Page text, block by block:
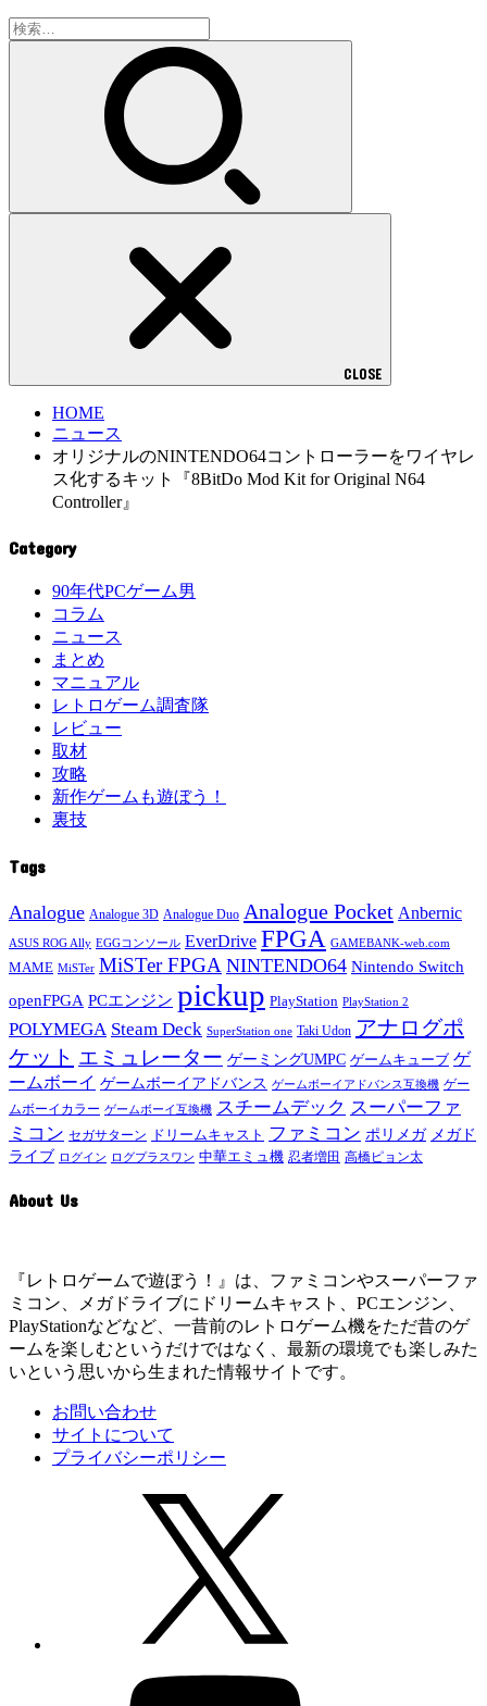
検
索:
CLOSE
HOME
ニュース
オリジナルのNINTENDO64コントローラーをワイヤレ
ス化するキット『8BitDo Mod Kit for Original N64
Controller』
Category
90年代PCゲーム男
コラム
ニュース
まとめ
マニュアル
レトロゲーム調査隊
レビュー
取材
攻略
新作ゲームも遊ぼう！
裏技
Tags
Analogue Analogue 3D Analogue Duo Analogue Pocket Anbernic
ASUS ROG Ally EGGコンソール EverDrive FPGA GAMEBANK-web.com
MAME MiSTer MiSTer FPGA NINTENDO64 Nintendo Switch
openFPGA PCエンジン pickup PlayStation PlayStation 2
POLYMEGA Steam Deck SuperStation one Taki Udon アナログポ
ケット エミュレーター ゲーミングUMPC ゲームキューブ ゲ
ームボーイ ゲームボーイアドバンス ゲームボーイアドバンス互換機 ゲー
ムボーイカラー ゲームボーイ互換機 スチームデック スーパーファ
ミコン セガサターン ドリームキャスト ファミコン ポリメガ メガド
ライブ ログイン ログプラスワン 中華エミュ機 忍者増田 高橋ピョン太
About Us
『レトロゲームで遊ぼう！』は、ファミコンやスーパーファ
ミコン、メガドライブにドリームキャスト、PCエンジン、
PlayStationなどなど、一昔前のレトロゲーム機をただ昔のゲ
ームを楽しむというだけではなく、最新の環境でも楽しみた
いという思いから生まれた情報サイトです。
お問い合わせ
サイトについて
プライバシーポリシー